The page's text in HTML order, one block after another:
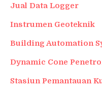
Jual Data Logger
Instrumen Geoteknik
Building Automation
Dynamic Cone
Stasiun Pemantauan